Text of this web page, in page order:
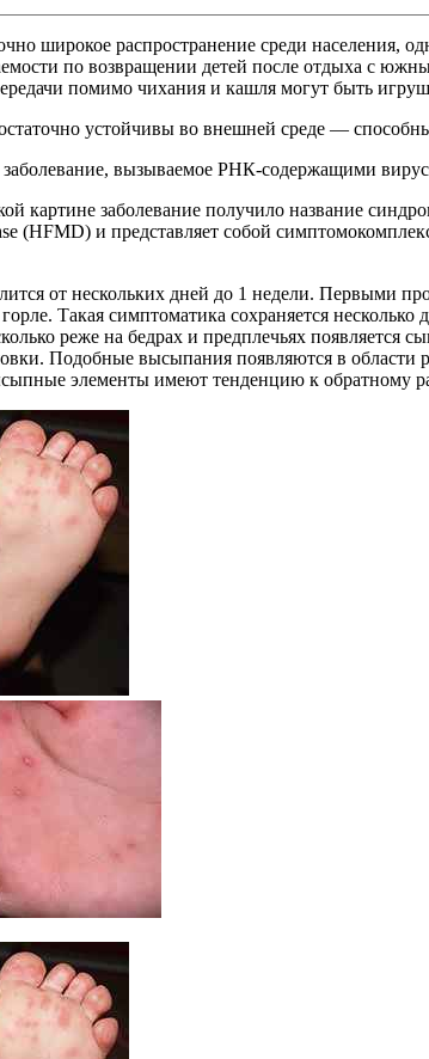
широкое распространение среди населения,
по возвращении детей после отдыха с
помимо чихания и кашля могут быть
устойчивы во внешней среде —
заболевание, вызываемое РНК-содержащими
картине заболевание получило название
(HFMD) и представляет собой
от нескольких дней до 1 недели. Первыми
горле. Такая симптоматика сохраняется
реже на бедрах и предплечьях
Подобные высыпания появляются в области
элементы имеют тенденцию к обратному